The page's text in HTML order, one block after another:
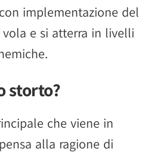
implementazione del
vola e si atterra in livelli
storto?
che viene in
alla ragione di